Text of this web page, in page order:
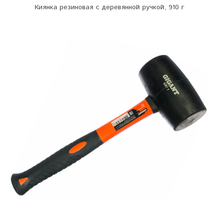
Киянка резиновая с деревянной ручкой, 910 г